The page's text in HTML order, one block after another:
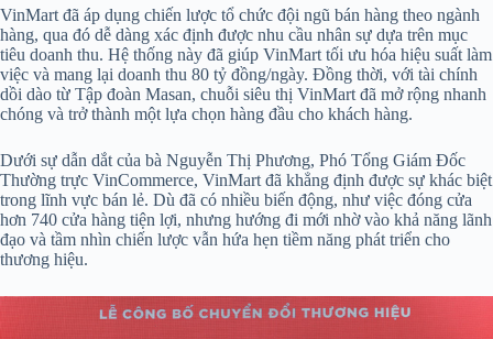
VinMart đã áp dụng chiến lược tổ chức đội ngũ bán hàng theo ngành
hàng, qua đó dễ dàng xác định được nhu cầu nhân sự dựa trên mục
tiêu doanh thu. Hệ thống này đã giúp VinMart tối ưu hóa hiệu suất làm
việc và mang lại doanh thu 80 tỷ đồng/ngày. Đồng thời, với tài chính
dồi dào từ Tập đoàn Masan, chuỗi siêu thị VinMart đã mở rộng nhanh
chóng và trở thành một lựa chọn hàng đầu cho khách hàng.
Dưới sự dẫn dắt của bà Nguyễn Thị Phương, Phó Tổng Giám Đốc
Thường trực VinCommerce, VinMart đã khẳng định được sự khác biệt
trong lĩnh vực bán lẻ. Dù đã có nhiều biến động, như việc đóng cửa
hơn 740 cửa hàng tiện lợi, nhưng hướng đi mới nhờ vào khả năng lãnh
đạo và tầm nhìn chiến lược vẫn hứa hẹn tiềm năng phát triển cho
thương hiệu.